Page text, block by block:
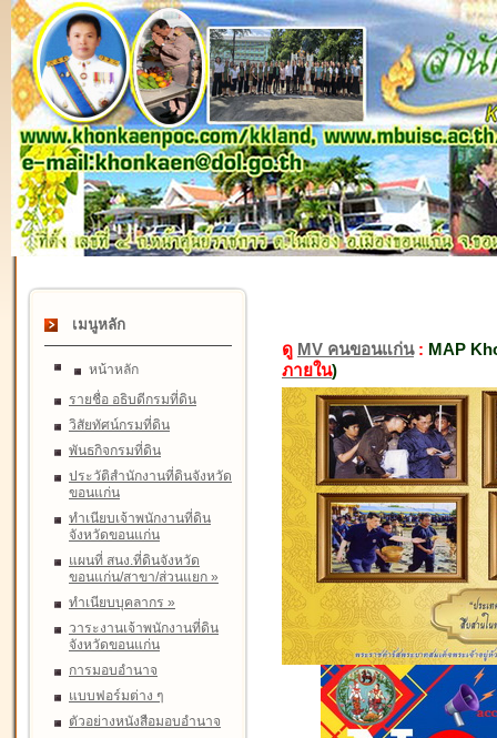
เมนูหลัก
หน้าหลัก
รายชื่อ อธิบดีกรมที่ดิน
วิสัยทัศน์กรมที่ดิน
พันธกิจกรมที่ดิน
ประวัติสำนักงานที่ดินจังหวัด
ขอนแก่น
ทำเนียบเจ้าพนักงานที่ดิน
จังหวัดขอนแก่น
แผนที่ สนง.ที่ดินจังหวัด
ขอนแก่น/สาขา/ส่วนแยก »
ทำเนียบบุคลากร »
วาระงานเจ้าพนักงานที่ดิน
จังหวัดขอนแก่น
การมอบอำนาจ
แบบฟอร์มต่าง ๆ
ตัวอย่างหนังสือมอบอำนาจ
ดู MV คนขอนแก่น: MAP
ภายใน)